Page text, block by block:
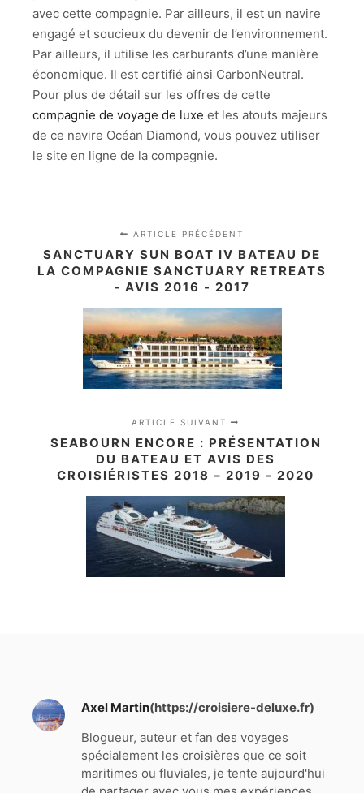
avec cette compagnie. Par ailleurs, il est un navire
engagé et soucieux du devenir de l’environnement.
Par ailleurs, il utilise les carburants d’une manière
économique. Il est certifié ainsi CarbonNeutral.
Pour plus de détail sur les offres de cette
compagnie de voyage de luxe et les atouts majeurs
de ce navire Océan Diamond, vous pouvez utiliser
le site en ligne de la compagnie.
ARTICLE PRÉCÉDENT
SANCTUARY SUN BOAT IV BATEAU DE
LA COMPAGNIE SANCTUARY RETREATS
- AVIS 2016 - 2017
ARTICLE SUIVANT
SEABOURN ENCORE : PRÉSENTATION
DU BATEAU ET AVIS DES
CROISIÉRISTES 2018 – 2019 - 2020
Axel Martin(https://croisiere-deluxe.fr)
Blogueur, auteur et fan des voyages
spécialement les croisières que ce soit
maritimes ou fluviales, je tente aujourd'hui